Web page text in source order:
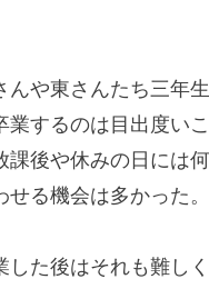
や東さんたち三年生
するのは目出度い
後や休みの日には
せる機会は多かった。
た後はそれも難しく